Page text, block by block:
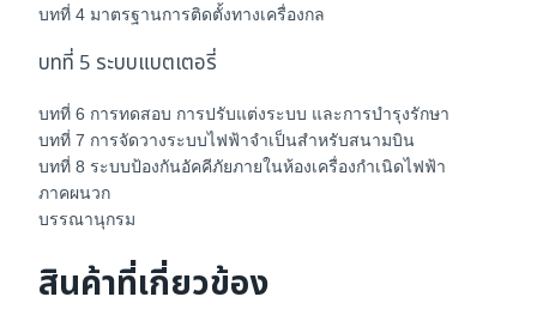
บทที่ 4 มาตรฐานการติดตั้งทางเครื่องกล
บทที่ 5 ระบบแบตเตอรี่
บทที่ 6 การทดสอบ การปรับแต่งระบบ และการบำรุงรักษา
บทที่ 7 การจัดวางระบบไฟฟ้าจำเป็นสำหรับสนามบิน
บทที่ 8 ระบบป้องกันอัคคีภัยภายในห้องเครื่องกำเนิดไฟฟ้า
ภาคผนวก
บรรณานุกรม
สินค้าที่เกี่ยวข้อง